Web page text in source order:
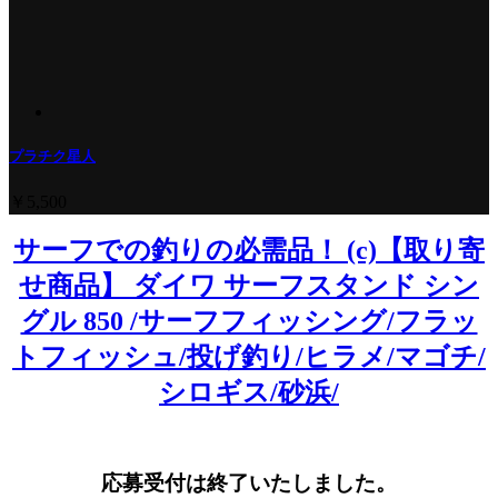
プラチク星人
サーフでの釣りの必需品！ (c)【取り寄
せ商品】 ダイワ サーフスタンド シン
グル 850 /サーフフィッシング/フラッ
トフィッシュ/投げ釣り/ヒラメ/マゴチ/
シロギス/砂浜/
応募受付は終了いたしました。